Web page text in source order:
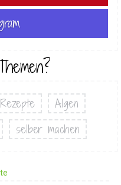
Algen
selber machen